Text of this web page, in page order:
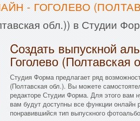
- ГОГОЛЕВО
обл.)) в Студии
Cоздать выпускной
Гоголево (Полтавская
Студия Форма предлагает ряд
(Полтавская обл.). Вы можете
редакторе Студии Форма. Для этого вам
вам будут доступны все функции онлайн
понравившийся тип выпускного